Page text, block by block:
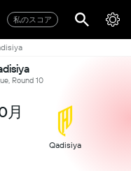
私のスコア
Round 10
月
Qadisiya